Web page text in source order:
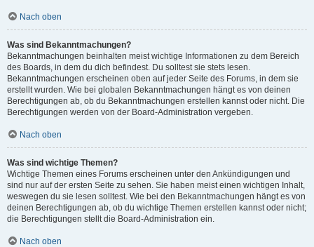
Nach oben
Was sind Bekanntmachungen?
Bekanntmachungen beinhalten meist wichtige Informationen zu dem Bereich
des Boards, in dem du dich befindest. Du solltest sie stets lesen.
Bekanntmachungen erscheinen oben auf jeder Seite des Forums, in dem sie
erstellt wurden. Wie bei globalen Bekanntmachungen hängt es von deinen
Berechtigungen ab, ob du Bekanntmachungen erstellen kannst oder nicht. Die
Berechtigungen werden von der Board-Administration vergeben.
Nach oben
Was sind wichtige Themen?
Wichtige Themen eines Forums erscheinen unter den Ankündigungen und
sind nur auf der ersten Seite zu sehen. Sie haben meist einen wichtigen Inhalt,
weswegen du sie lesen solltest. Wie bei den Bekanntmachungen hängt es von
deinen Berechtigungen ab, ob du wichtige Themen erstellen kannst oder nicht;
die Berechtigungen stellt die Board-Administration ein.
Nach oben